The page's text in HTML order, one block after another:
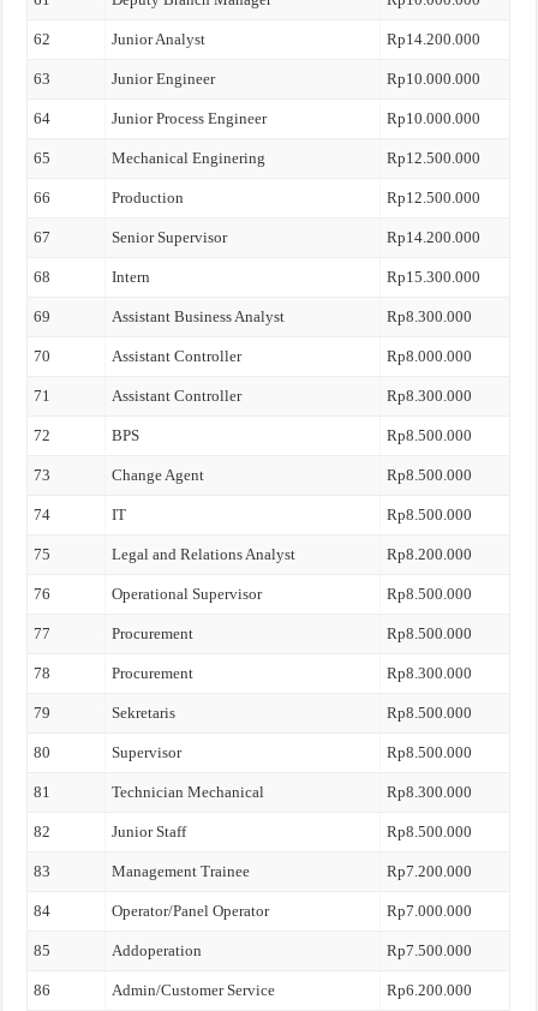
62 Junior Analyst Rp14.200.000
63 Junior Engineer Rp10.000.000
64 Junior Process Engineer Rp10.000.000
65 Mechanical Enginering Rp12.500.000
66 Production Rp12.500.000
67 Senior Supervisor Rp14.200.000
68 Intern Rp15.300.000
69 Assistant Business Analyst Rp8.300.000
70 Assistant Controller Rp8.000.000
71 Assistant Controller Rp8.300.000
72 BPS Rp8.500.000
73 Change Agent Rp8.500.000
74 IT Rp8.500.000
75 Legal and Relations Analyst Rp8.200.000
76 Operational Supervisor Rp8.500.000
77 Procurement Rp8.500.000
78 Procurement Rp8.300.000
79 Sekretaris Rp8.500.000
80 Supervisor Rp8.500.000
81 Technician Mechanical Rp8.300.000
82 Junior Staff Rp8.500.000
83 Management Trainee Rp7.200.000
84 Operator/Panel Operator Rp7.000.000
85 Addoperation Rp7.500.000
86 Admin/Customer Service Rp6.200.000